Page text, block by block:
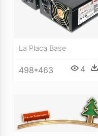
La Placa Base
498*463 4